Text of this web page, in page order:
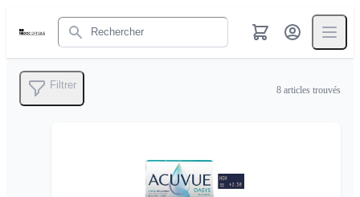
Rechercher
Filtrer 8 articles trouvés